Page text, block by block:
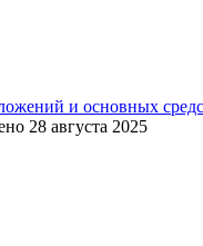
и основных
28 августа 2025